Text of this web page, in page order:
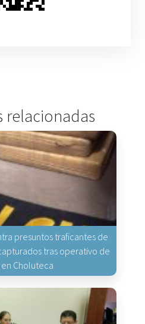
relacionadas
presuntos traficantes de
tras operativo de
en Choluteca